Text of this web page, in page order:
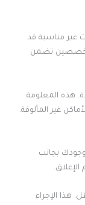
غير مناسبة قد
تضمن
هذه المعلومة
غير المألوفة.
وجودك بجانب
الإغلاق.
هذا الإجراء